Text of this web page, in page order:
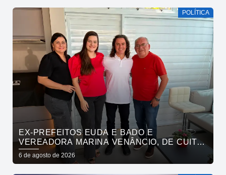
POLÍTICA
EX-PREFEITOS EUDA E BADO E
VEREADORA MARINA VENÂNCIO, DE CUITÉ,
REAFIRMAM APOIO A CÍCERO, VENEZIANO E
ANDRÉ GADELHA
6 de agosto de 2026